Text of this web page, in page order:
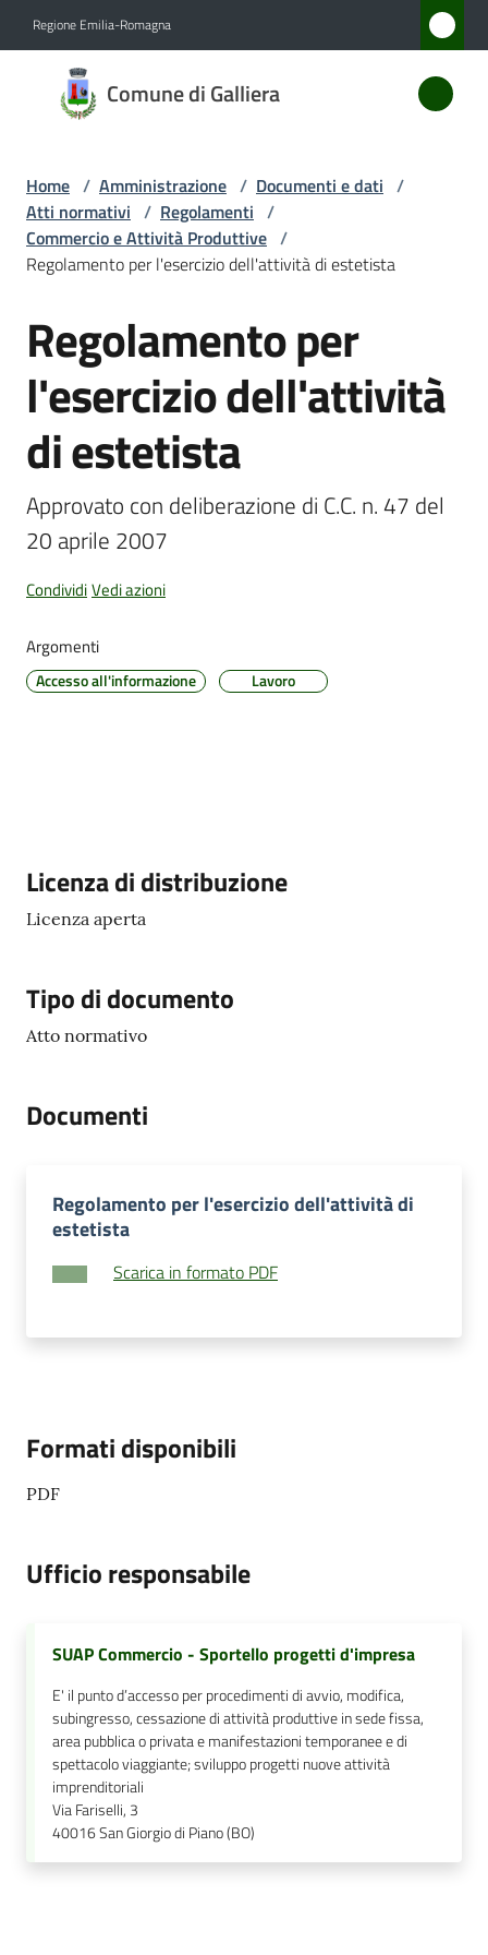
Regione Emilia-Romagna
Comune di Galliera
Comune
di
Amministrazione
Menu selezionato
Servizi
Vivere
Galliera
Amministrazione
Trasparente
Tutti
gli
Home / Amministrazione / Documenti e dati /
Atti normativi / Regolamenti /
Commercio e Attività Produttive /
Regolamento per l'esercizio dell'attività di estetista
Salta al contenuto
Regolamento per
l'esercizio dell'attività
di estetista
Approvato con deliberazione di C.C. n. 47 del
20 aprile 2007
CondividiVedi azioni
Argomenti
Accesso all'informazione Lavoro
Descrizione
Licenza di distribuzione
Licenza aperta
Tipo di documento
Atto normativo
Documenti
Regolamento per l'esercizio dell'attività di
estetista
Scarica in formato PDF
Formati disponibili
PDF
Ufficio responsabile
SUAP Commercio - Sportello progetti d'impresa
E' il punto d’accesso per procedimenti di avvio, modifica,
subingresso, cessazione di attività produttive in sede fissa,
area pubblica o privata e manifestazioni temporanee e di
spettacolo viaggiante; sviluppo progetti nuove attività
imprenditoriali
Via Fariselli, 3
40016San Giorgio di Piano (BO)